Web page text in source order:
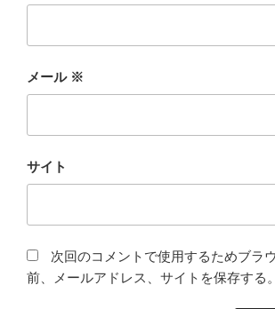
メール ※
サイト
次回のコメントで使用するためブラ
前、メールアドレス、サイトを保存する。